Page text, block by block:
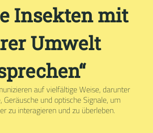
Insekten mit
Umwelt
auf vielfältige Weise, darunter
Geräusche und optische Signale, um
zu interagieren und zu überleben.